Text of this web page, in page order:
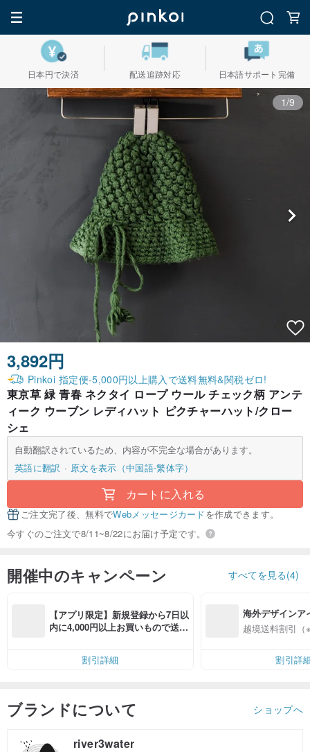
日本円で決済 配送追跡対応 日本語サポート完備
1/9
3,892円
Pinkoi 指定便-5,000円以上購入で送料無料&関税ゼロ!
東京草 緑 青春 ネクタイ ロープ ウール チェック柄 アンテ
ィーク ウーブン レディハット ピクチャーハット/クロー
シェ
自動翻訳されているため、内容が不完全な場合があります。
英語に翻訳
原文を表示（中国語-繁体字）
カートに入れる
ご注文完了後、無料でWebメッセージカードを作成できます。
今すぐのご注文で8/11~8/22にお届け予定です。
開催中のキャンペーン すべてを見る(4)
【アプリ限定】新規登録から7日以
内に4,000円以上お買いもので送料
割引詳細
海外デザインア
入
越境送料割引（
割引詳
ブランドについて ショップへ
river3water